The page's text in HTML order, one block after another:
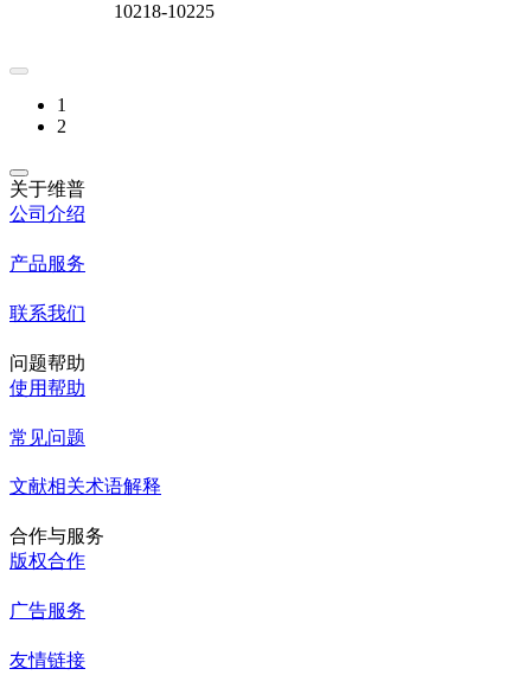
10218-10225
1
2
关于维普
公司介绍
产品服务
联系我们
问题帮助
使用帮助
常见问题
文献相关术语解释
合作与服务
版权合作
广告服务
友情链接